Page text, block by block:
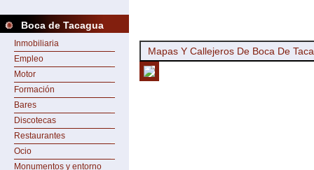
Boca de Tacagua
Inmobiliaria
Empleo
Motor
Formación
Bares
Discotecas
Restaurantes
Ocio
Monumentos y entorno
Mapas Y Callejeros De Boca De